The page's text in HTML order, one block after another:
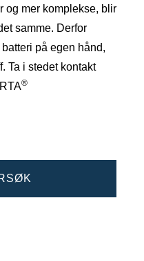
og mer komplekse, blir
samme. Derfor
på egen hånd,
Ta i stedet kontakt
®